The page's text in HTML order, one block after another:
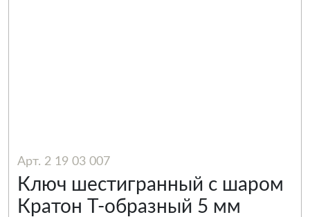
Арт. 2 19 03 007
Ключ шестигранный с шаром
Кратон Т-образный 5 мм